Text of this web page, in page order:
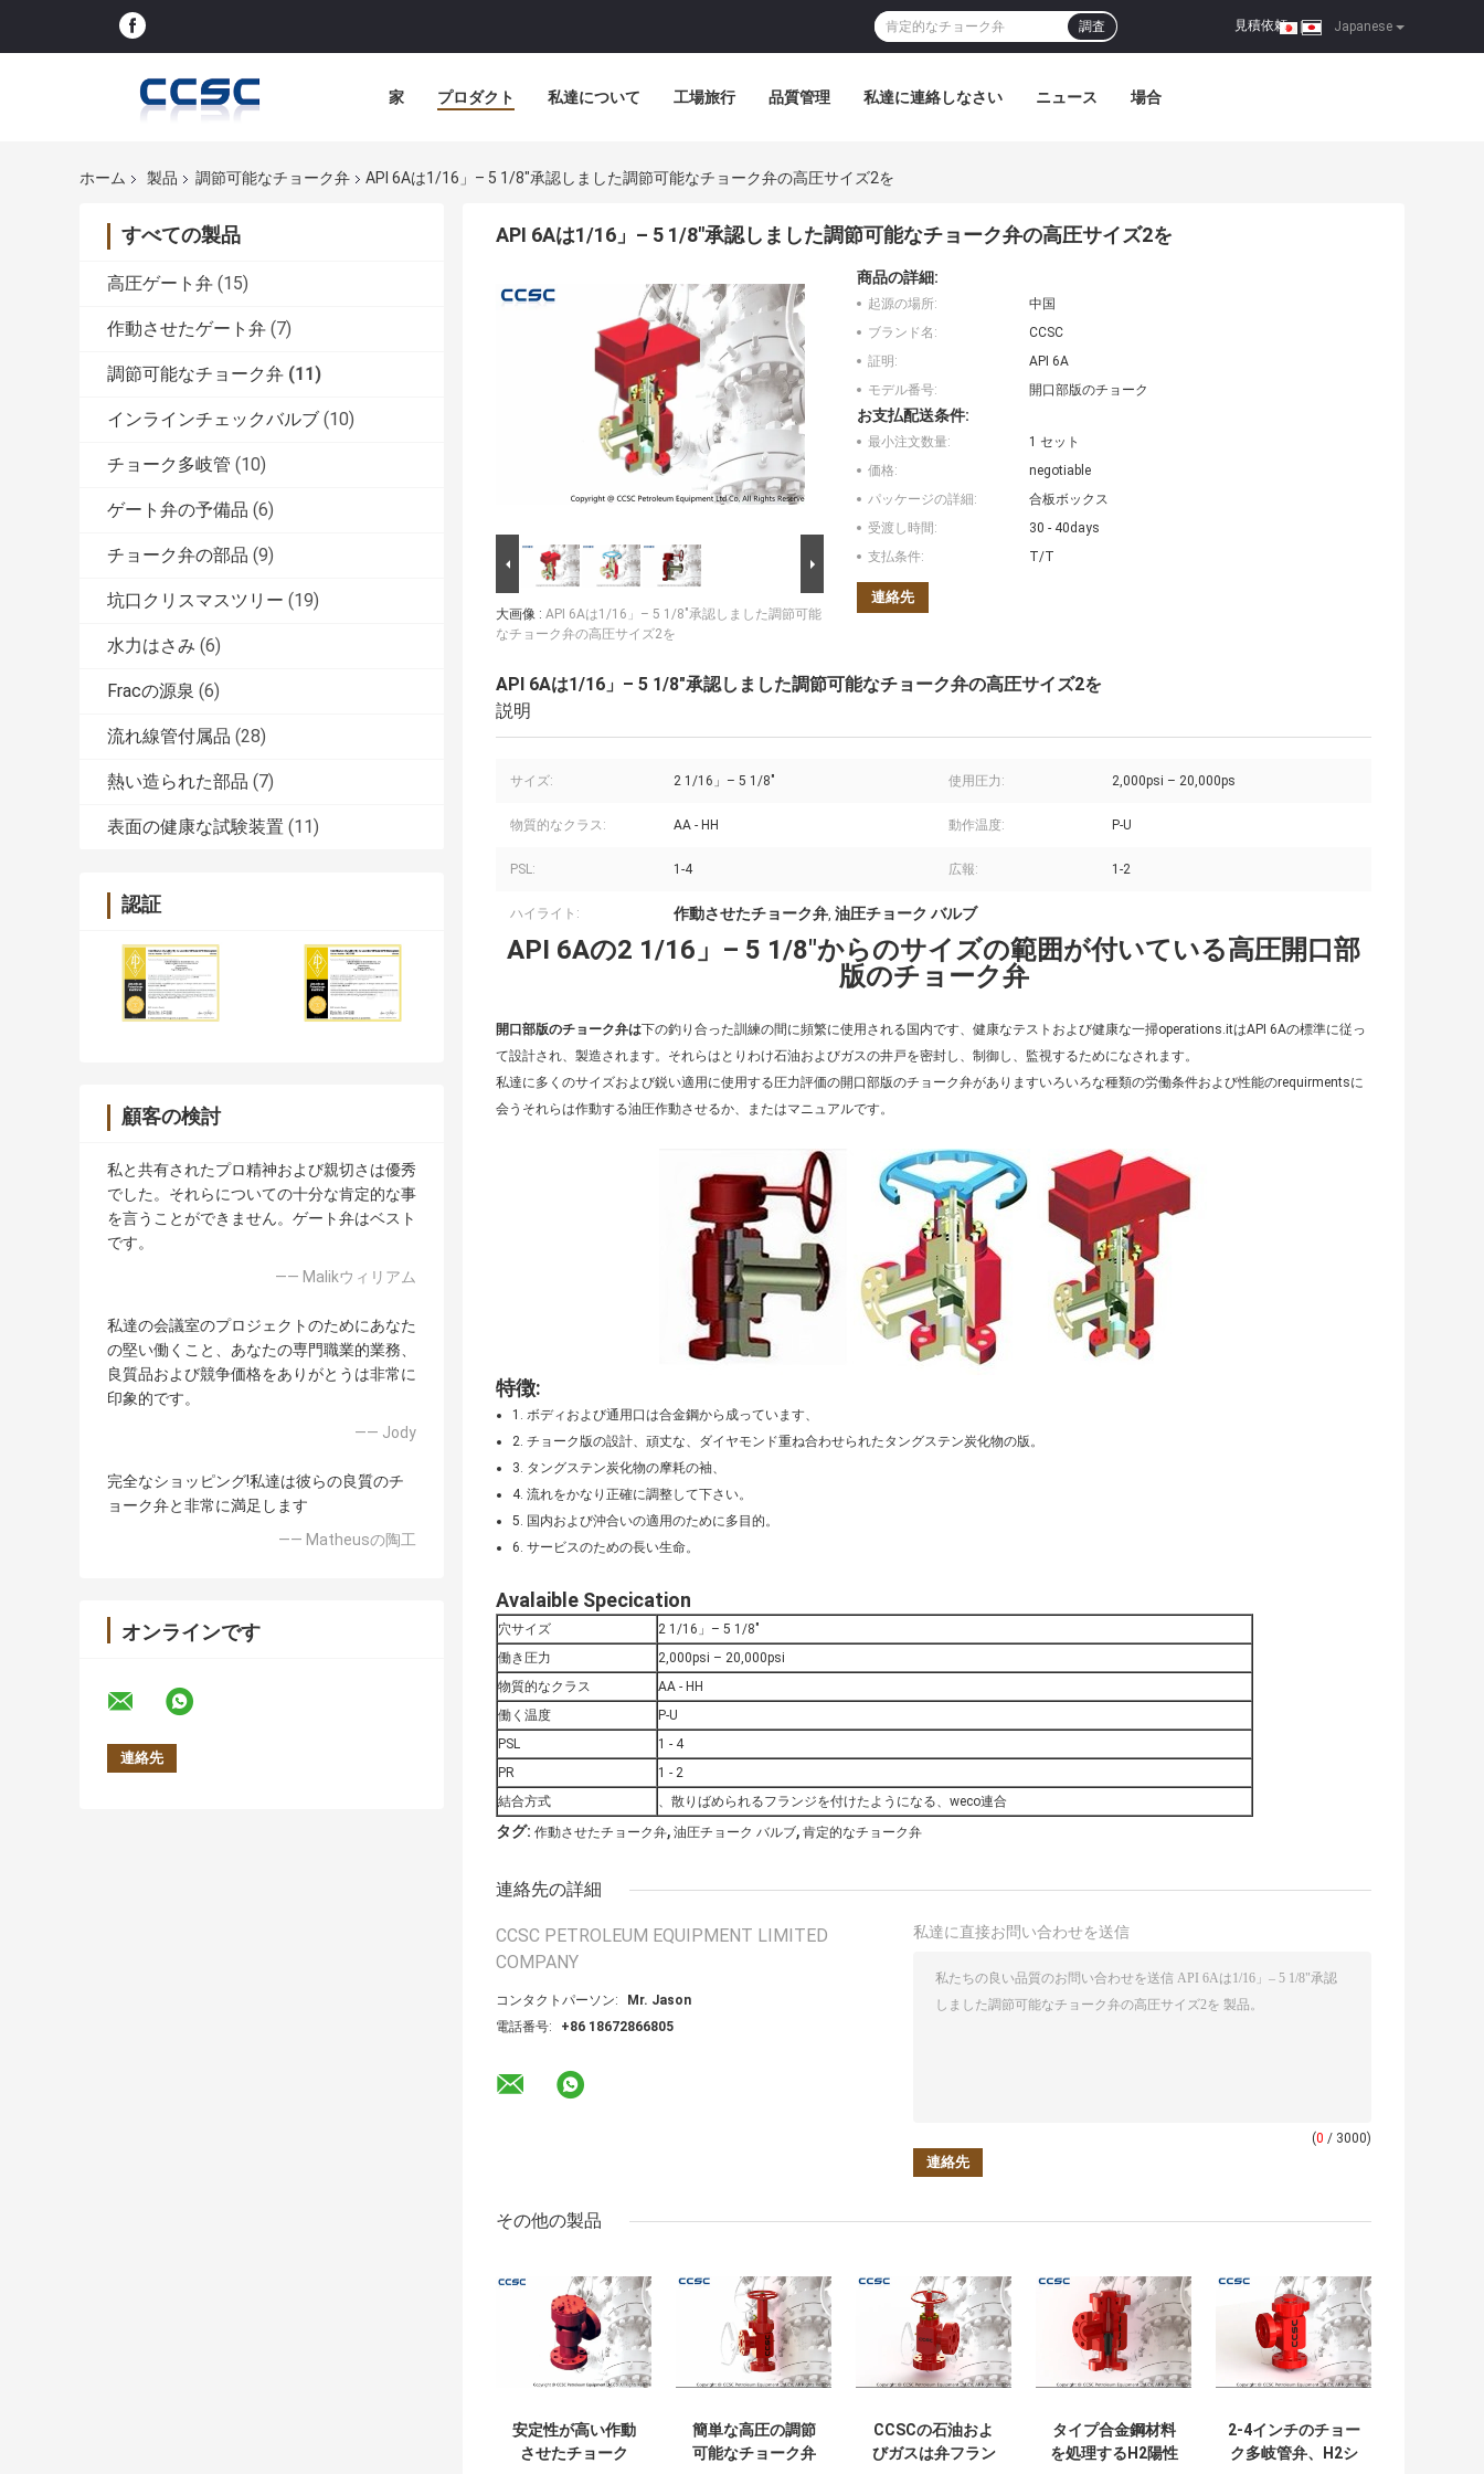
Japanese
見積依頼 |
調査
家 プロダクト 私達について 工場旅行 品質管理 私達に連絡しなさい ニュース 場合
ホーム 製品 調節可能なチョーク弁 API 6Aは1/16」– 5 1/8"承認しました調節可能なチョーク弁の高圧サイズ2を
すべての製品
高圧ゲート弁 (15)
作動させたゲート弁 (7)
調節可能なチョーク弁 (11)
インラインチェックバルブ (10)
チョーク多岐管 (10)
ゲート弁の予備品 (6)
チョーク弁の部品 (9)
坑口クリスマスツリー (19)
水力はさみ (6)
Fracの源泉 (6)
流れ線管付属品 (28)
熱い造られた部品 (7)
表面の健康な試験装置 (11)
認証
顧客の検討
私と共有されたプロ精神および親切さは優秀
でした。それらについての十分な肯定的な事
を言うことができません。ゲート弁はベスト
です。
—— Malikウィリアム
私達の会議室のプロジェクトのためにあなた
の堅い働くこと、あなたの専門職業的業務、
良質品および競争価格をありがとうは非常に
印象的です。
—— Jody
完全なショッピング!私達は彼らの良質のチ
ョーク弁と非常に満足します
—— Matheusの陶工
オンラインです
API 6Aは1/16」– 5 1/8"承認しました調節可能なチョーク弁の高圧サイズ2を
大画像 : API 6Aは1/16」– 5 1/8"承認しました調節可能
なチョーク弁の高圧サイズ2を
商品の詳細:
起源の場所:
中国
ブランド名:
CCSC
証明:
API 6A
モデル番号:
開口部版のチョーク
お支払配送条件:
最小注文数量:
1 セット
価格:
negotiable
パッケージの詳細:
合板ボックス
受渡し時間:
30 - 40days
支払条件:
T/T
連絡先
API 6Aは1/16」– 5 1/8"承認しました調節可能なチョーク弁の高圧サイズ2を
説明
サイズ: 2 1/16」– 5 1/8" 使用圧力: 2,000psi – 20,000ps
物質的なクラス: AA - HH 動作温度: P-U
PSL: 1-4 広報: 1-2
ハイライト: 作動させたチョーク弁, 油圧チョーク バルブ
API 6Aの2 1/16」– 5 1/8"からのサイズの範囲が付いている高圧開口部
版のチョーク弁
開口部版のチョーク弁は下の釣り合った訓練の間に頻繁に使用される国内です、健康なテストおよび健康な一掃operations.itはAPI 6Aの標準に従っ
て設計され、製造されます。それらはとりわけ石油およびガスの井戸を密封し、制御し、監視するためになされます。
私達に多くのサイズおよび鋭い適用に使用する圧力評価の開口部版のチョーク弁がありますいろいろな種類の労働条件および性能のrequirmentsに
会うそれらは作動する油圧作動させるか、またはマニュアルです。
特徴:
1. ボディおよび通用口は合金鋼から成っています、
2. チョーク版の設計、頑丈な、ダイヤモンド重ね合わせられたタングステン炭化物の版。
3. タングステン炭化物の摩耗の袖、
4. 流れをかなり正確に調整して下さい。
5. 国内および沖合いの適用のために多目的。
6. サービスのための長い生命。
Avalaible Specication
穴サイズ
2 1/16」– 5 1/8"
働き圧力
2,000psi – 20,000psi
物質的なクラス
AA - HH
働く温度
P-U
PSL
1 - 4
PR
1 - 2
結合方式
、散りばめられるフランジを付けたようになる、weco連合
タグ: 作動させたチョーク弁, 油圧チョーク バルブ, 肯定的なチョーク弁
連絡先の詳細
CCSC PETROLEUM EQUIPMENT LIMITED
COMPANY
コンタクトパーソン:
Mr. Jason
電話番号:
+86 18672866805
私達に直接お問い合わせを送信
(0 / 3000)
その他の製品
安定性が高い作動
させたチョーク
簡単な高圧の調節
可能なチョーク弁
CCSCの石油およ
びガスは弁フラン
タイプ合金鋼材料
を処理するH2陽性
2-4インチのチョー
ク多岐管弁、H2シ